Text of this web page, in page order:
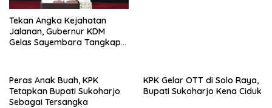
Tekan Angka Kejahatan
Jalanan, Gubernur KDM
Gelas Sayembara Tangkap
Peras Anak Buah, KPK
Tetapkan Bupati Sukoharjo
Sebagai Tersangka
KPK Gelar OTT di Solo Raya,
Bupati Sukoharjo Kena Ciduk